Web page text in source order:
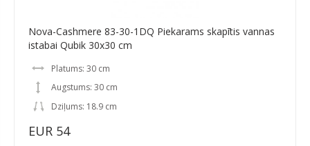
Nova-Cashmere 83-30-1DQ Piekarams skapītis vannas
istabai Qubik 30x30 cm
Platums: 30 cm
Augstums: 30 cm
Dziļums: 18.9 cm
EUR 54